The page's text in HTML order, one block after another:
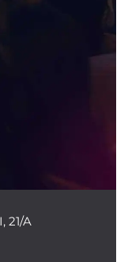
21/A